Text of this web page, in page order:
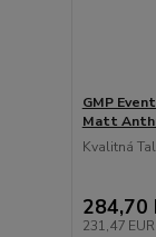
GMP
Matt
Kvalitná
284,70
231,47 EUR